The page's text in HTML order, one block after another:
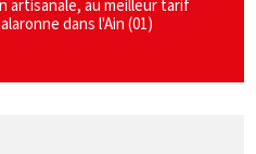
artisanale, au meilleur tarif
dans l'Ain (01)